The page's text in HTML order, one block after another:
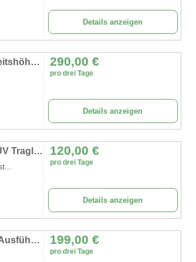
Details anzeigen
Alugerüst 10 m Rollgerüst Arbeitsbühne 5,7 m² Fläche Arbeitshöhe faltbares Raumgerüst Rollbock Alu 290,00 €
pro drei Tage
Details anzeigen
Treppengerüst 9,1 m Arbeitshöhe gebremste Lenkrollen TÜV Traglast 200kg/m² Alu Rollgerüst Baugerüst 120,00 €
pro drei Tage
Details anzeigen
Universal-Fahrgerüst 8,61 m Rollgerüst Malergerüst breite Ausführung Gerüsthöhe 8,61 m 199,00 €
pro drei Tage